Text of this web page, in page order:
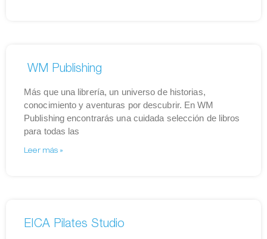
WM Publishing
Más que una librería, un universo de historias,
conocimiento y aventuras por descubrir. En WM
Publishing encontrarás una cuidada selección de libros
para todas las
Leer más »
EICA Pilates Studio